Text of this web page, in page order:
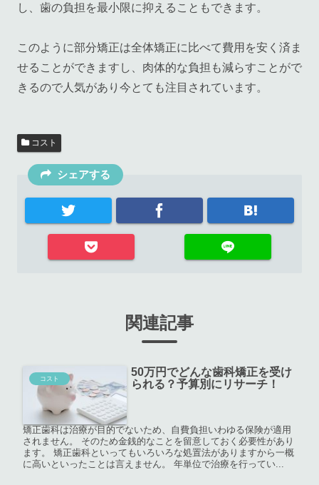
し、歯の負担を最小限に抑えることもできます。
このように部分矯正は全体矯正に比べて費用を安く済ま
せることができますし、肉体的な負担も減らすことがで
きるので人気があり今とても注目されています。
コスト
シェアする
関連記事
コスト
50万円でどんな歯科矯正を受け
られる？予算別にリサーチ！
矯正歯科は治療が目的でないため、自費負担いわゆる保険が適用
されません。 そのため金銭的なことを留意しておく必要性があり
ます。 矯正歯科といってもいろいろな処置法がありますから一概
に高いといったことは言えません。 年単位で治療を行ってい...